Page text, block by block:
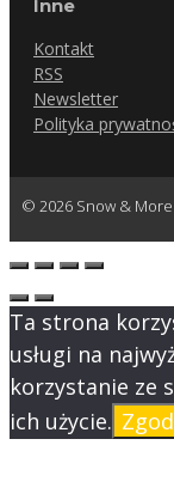
Inne
Kontakt
RSS
Newsletter
Polityka
© 2026 Snow & More
Ta strona
usługi na
korzystanie ze
ich użycie.